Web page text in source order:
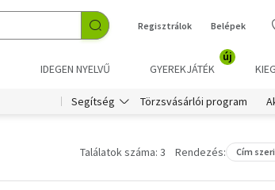
Regisztrálok Belépek
IDEGEN NYELVŰ GYEREKJÁTÉK
új
Segítség Törzsvásárlói program
Találatok száma: 3 Rendezés: Cím